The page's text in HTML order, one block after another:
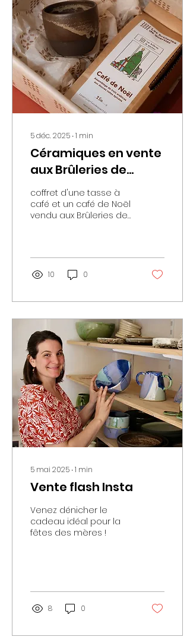
5 déc. 2025 ∙1 min
Céramiques en vente
aux Brûleries de
quartier
coffret d'une tasse à
café et un café de Noël
vendu aux Brûleries de
10 0
5 mai 2025 ∙1 min
Vente flash Insta
Venez dénicher le
cadeau idéal pour la
fêtes des mères !
8 0